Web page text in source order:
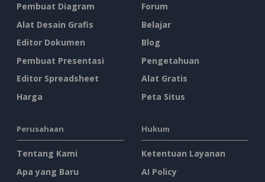
Pembuat Diagram
Alat Desain Grafis
Editor Dokumen
Pembuat Presentasi
Editor Spreadsheet
Harga
Forum
Belajar
Blog
Pengetahuan
Alat Gratis
Peta Situs
Perusahaan
Tentang Kami
Apa yang Baru
Hukum
Ketentuan Layanan
AI Policy